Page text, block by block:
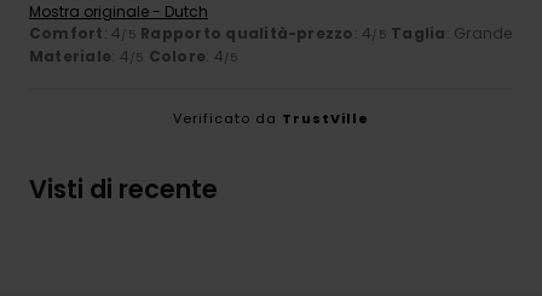
Mostra originale - Dutch
Comfort: 4/5 Rapporto qualità-prezzo: 4/5 Taglia: Grande
Materiale: 4/5 Colore: 4/5
Verificato da TrustVille
Visti di recente